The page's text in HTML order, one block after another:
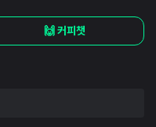
🙌 커피챗